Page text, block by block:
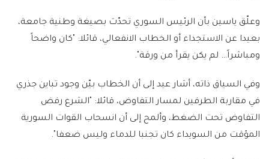
وعلّق ياسين بأن الرئيس السوري تحدّث بصيغة وطنية جامعة،
بعيدا عن الاستجداء أو الخطاب الانفعالي، قائلا: "كان واضحاً
ومباشراً… لم يكن يقرأ من ورقة".
وفي السياق ذاته، أشار عيد إلى أن الخطاب بيّن وجود تباين جذري
في مقاربة الطرفين لمسار التفاوض، قائلا: "الشرع رفض
التفاوض تحت الضغط، وألمح إلى أن انسحاب القوات السورية
المؤقت من السويداء كان تجنبا للدماء وليس ضعفا".